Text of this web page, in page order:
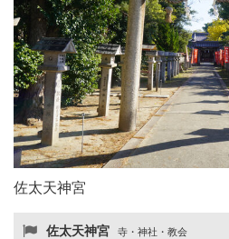
佐太天神宮
佐太天神宮 寺・神社・教会